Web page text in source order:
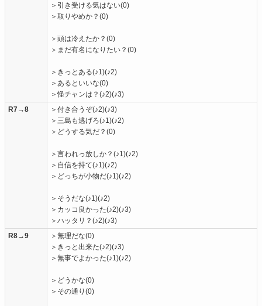
＞引き受ける気はない(0)
＞取りやめか？(0)
＞頭は冷えたか？(0)
＞まだ有名になりたい？(0)
＞きっとある(♪1)(♪2)
＞あるといいな(0)
＞怪チャンは？(♪2)(♪3)
R7→8
＞付き合うぞ(♪2)(♪3)
＞三島も逃げろ(♪1)(♪2)
＞どうする気だ？(0)
＞言われっ放しか？(♪1)(♪2)
＞自信を持て(♪1)(♪2)
＞どっちが小物だ(♪1)(♪2)
＞そうだな(♪1)(♪2)
＞カッコ良かった(♪2)(♪3)
＞ハッタリ？(♪2)(♪3)
R8→9
＞無理だな(0)
＞きっと出来た(♪2)(♪3)
＞無事でよかった(♪1)(♪2)
＞どうかな(0)
＞その通り(0)